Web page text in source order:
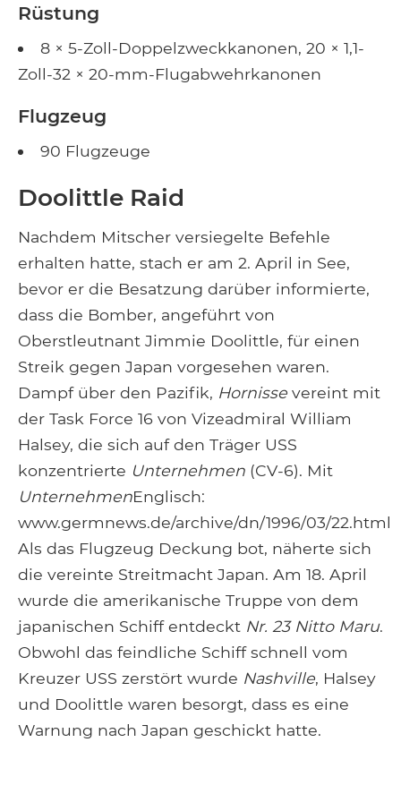
Rüstung
8 × 5-Zoll-Doppelzweckkanonen, 20 × 1,1-
Zoll-32 × 20-mm-Flugabwehrkanonen
Flugzeug
90 Flugzeuge
Doolittle Raid
Nachdem Mitscher versiegelte Befehle
erhalten hatte, stach er am 2. April in See,
bevor er die Besatzung darüber informierte,
dass die Bomber, angeführt von
Oberstleutnant Jimmie Doolittle, für einen
Streik gegen Japan vorgesehen waren.
Dampf über den Pazifik, Hornisse vereint mit
der Task Force 16 von Vizeadmiral William
Halsey, die sich auf den Träger USS
konzentrierte Unternehmen (CV-6). Mit
UnternehmenEnglisch:
www.germnews.de/archive/dn/1996/03/22.html
Als das Flugzeug Deckung bot, näherte sich
die vereinte Streitmacht Japan. Am 18. April
wurde die amerikanische Truppe von dem
japanischen Schiff entdeckt Nr. 23 Nitto Maru.
Obwohl das feindliche Schiff schnell vom
Kreuzer USS zerstört wurde Nashville, Halsey
und Doolittle waren besorgt, dass es eine
Warnung nach Japan geschickt hatte.